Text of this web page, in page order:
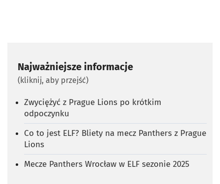
Najważniejsze informacje
(kliknij, aby przejść)
Zwyciężyć z Prague Lions po krótkim
odpoczynku
Co to jest ELF? Bliety na mecz Panthers z Prague
Lions
Mecze Panthers Wrocław w ELF sezonie 2025